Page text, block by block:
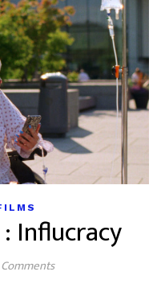
Influcracy